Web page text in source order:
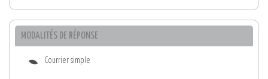
MODALITÉS DE RÉPONSE
Courrier simple